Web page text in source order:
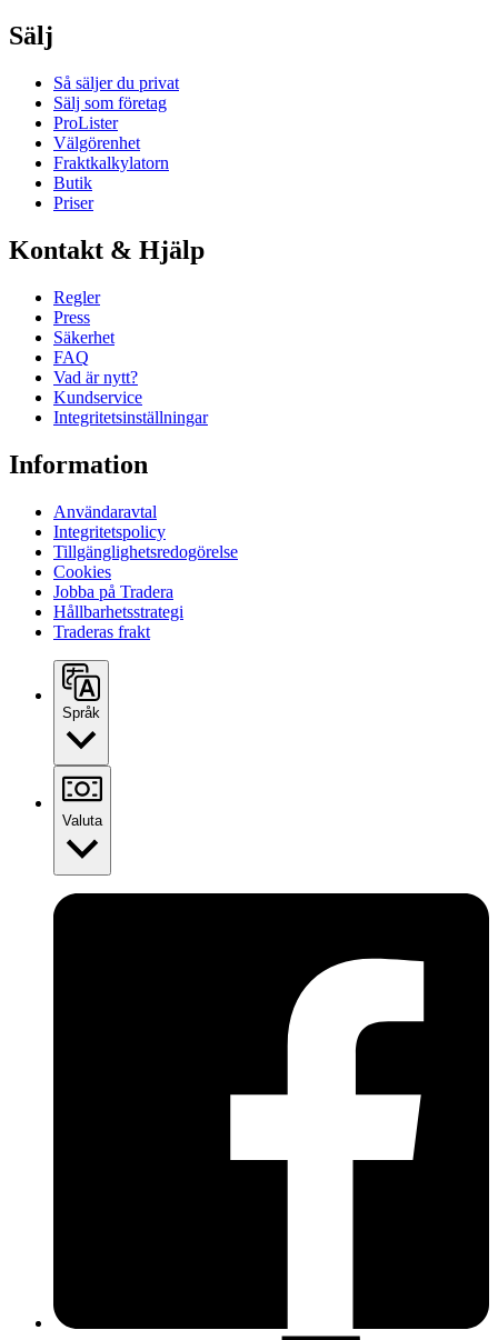
Sälj
Så säljer du privat
Sälj som företag
ProLister
Välgörenhet
Fraktkalkylatorn
Butik
Priser
Kontakt & Hjälp
Regler
Press
Säkerhet
FAQ
Vad är nytt?
Kundservice
Integritetsinställningar
Information
Användaravtal
Integritetspolicy
Tillgänglighetsredogörelse
Cookies
Jobba på Tradera
Hållbarhetsstrategi
Traderas frakt
Språk
Valuta